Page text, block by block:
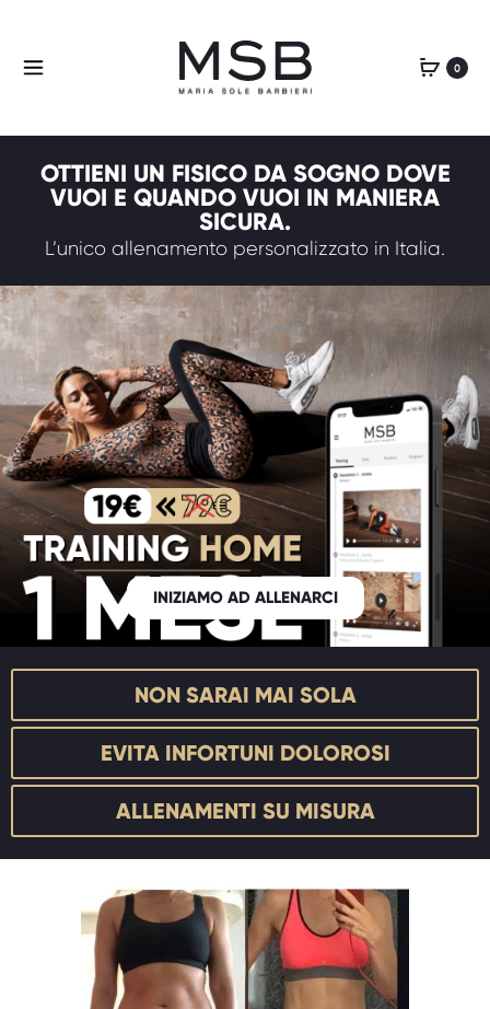
0
OTTIENI UN FISICO DA SOGNO DOVE
VUOI E QUANDO VUOI IN MANIERA
SICURA.
L’unico allenamento personalizzato in Italia.
INIZIAMO AD ALLENARCI
NON SARAI MAI SOLA
EVITA INFORTUNI DOLOROSI
ALLENAMENTI SU MISURA